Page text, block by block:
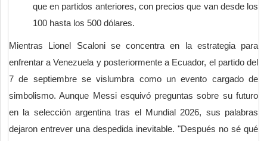
que en partidos anteriores, con precios que van desde los
100 hasta los 500 dólares.
Mientras Lionel Scaloni se concentra en la estrategia para
enfrentar a Venezuela y posteriormente a Ecuador, el partido del
7 de septiembre se vislumbra como un evento cargado de
simbolismo. Aunque Messi esquivó preguntas sobre su futuro
en la selección argentina tras el Mundial 2026, sus palabras
dejaron entrever una despedida inevitable. "Después no sé qué